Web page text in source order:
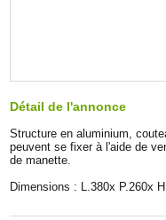
Détail de l'annonce
Structure en aluminium,
peuvent se fixer à l'aide de
de manette.
Dimensions : L.380x P.260x